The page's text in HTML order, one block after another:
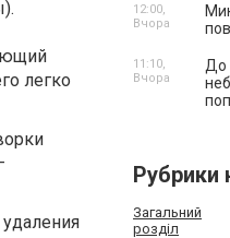
легко
12:00,
Вчора
До
11:10,
Вчора
Рубрики
Загальний
розділ